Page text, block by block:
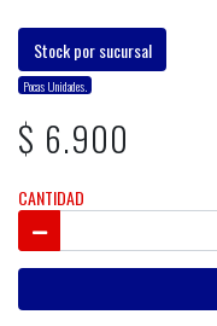
Stock por sucursal
Pocas Unidades.
$ 6.900
CANTIDAD